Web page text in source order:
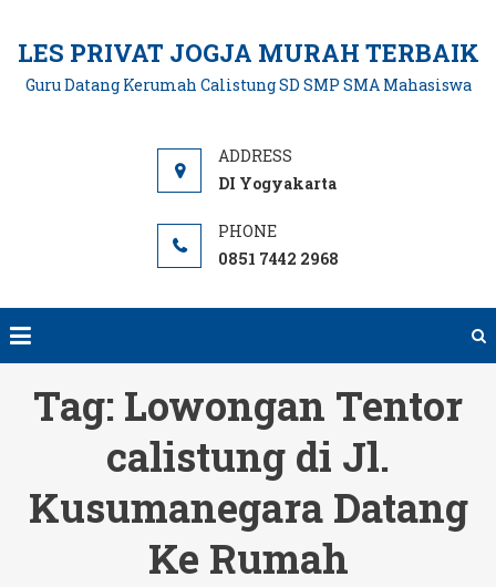
content
LES PRIVAT JOGJA MURAH TERBAIK
Guru Datang Kerumah Calistung SD SMP SMA Mahasiswa
DI Yogyakarta
0851 7442 2968
Tag: Lowongan Tentor
calistung di Jl.
Kusumanegara Datang
Ke Rumah